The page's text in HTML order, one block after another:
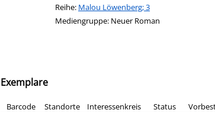
Reihe: Malou Löwenberg; 3
Mediengruppe: Neuer Roman
Exemplare
Barcode Standorte Interessenkreis Status